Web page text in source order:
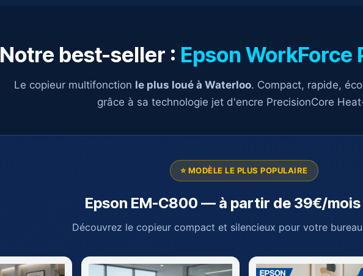
Notre best-seller : Epson WorkForce
Le copieur multifonction le plus loué à Waterloo. Compact, rapide,
grâce à sa technologie jet d'encre PrecisionCore
⭐ MODÈLE LE PLUS POPULAIRE
Epson EM-C800 — à partir de 39€/mois
Découvrez le copieur compact et silencieux pour votre